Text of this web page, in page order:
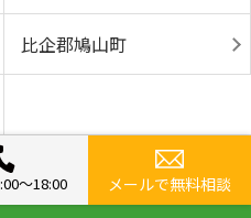
比企郡鳩山町
〜18:00 メールで無料相談